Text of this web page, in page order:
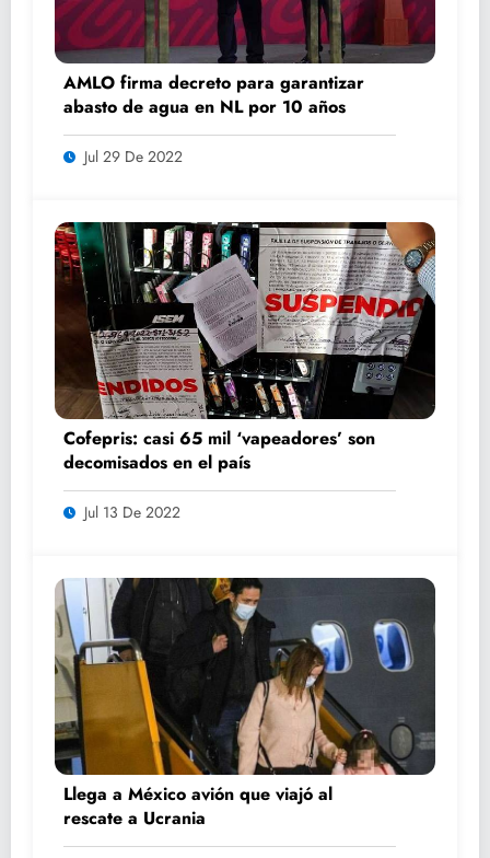
AMLO firma decreto para garantizar
abasto de agua en NL por 10 años
Jul 29 De 2022
Cofepris: casi 65 mil ‘vapeadores’ son
decomisados en el país
Jul 13 De 2022
Llega a México avión que viajó al
rescate a Ucrania